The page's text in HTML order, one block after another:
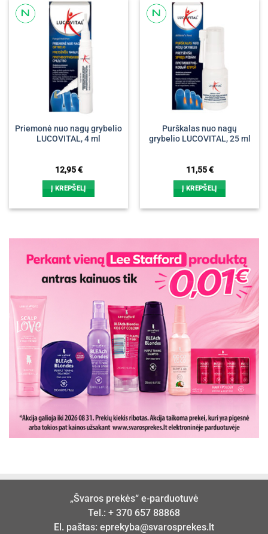
Priemonė nuo nagų grybelio
LUCOVITAL, 4 ml
12,95€
Į KREPŠELĮ
Purškalas nuo nagų
grybelio LUCOVITAL, 25 ml
11,55€
Į KREPŠELĮ
„Švaros prekės“ e-parduotuvė
Tel.: + 370 657 88868
El. paštas: eprekyba@svarosprekes.lt